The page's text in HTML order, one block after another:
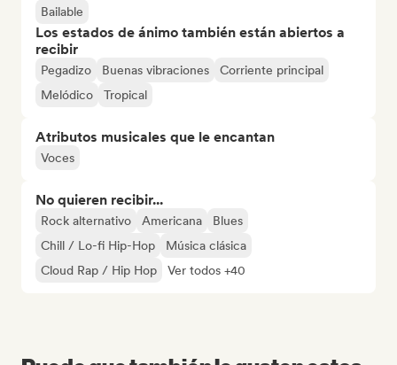
Bailable
Los estados de ánimo también están abiertos a
recibir
Pegadizo Buenas vibraciones
Corriente principal
Melódico
Tropical
Atributos musicales que le encantan
Voces
No quieren recibir...
Rock alternativo Americana
Blues
Chill / Lo-fi Hip-Hop
Música clásica
Cloud Rap / Hip Hop
Ver todos +40